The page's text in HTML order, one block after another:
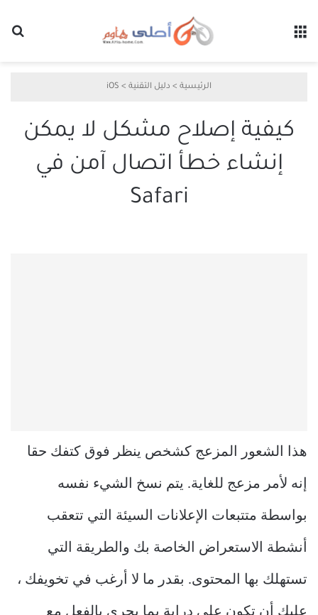
الرئيسية > دليل التقنية >
iOS
كيفية إصلاح مشكل لا يمكن
إنشاء خطأ اتصال آمن في
Safari
هذا الشعور المزعج كشخص ينظر فوق كتفك حقا
إنه لأمر مزعج للغاية. يتم نسخ الشيء نفسه
بواسطة متتبعات الإعلانات السيئة التي تتعقب
أنشطة الاستعراض الخاصة بك والطريقة التي
تستهلك بها المحتوى. بقدر ما لا أرغب في تخويفك ،
عليك أن تكون على دراية بما يجري بالفعل مع